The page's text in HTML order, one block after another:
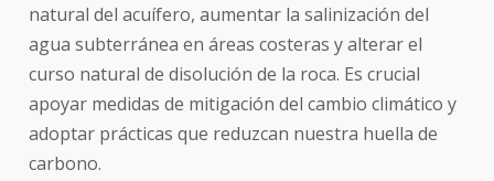
natural del acuífero, aumentar la salinización del
agua subterránea en áreas costeras y alterar el
curso natural de disolución de la roca. Es crucial
apoyar medidas de mitigación del cambio climático y
adoptar prácticas que reduzcan nuestra huella de
carbono.